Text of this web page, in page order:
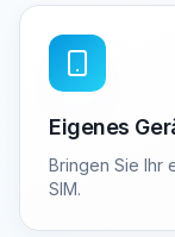
Eigenes
Bringen Sie Ihr
SIM.